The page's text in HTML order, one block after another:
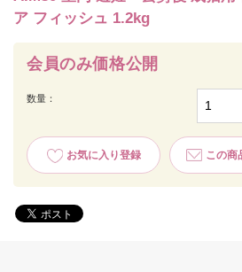
ア フィッシュ 1.2kg
会員のみ価格公開
数量：
お気に入り登録 この商